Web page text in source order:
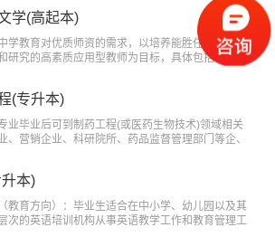
学(高起本)
学教育对优质师资的需求，以培养能胜任中学语文
研究的高素质应用型教师为目标，具体包括：具有
、沟通合作能力；具备教师专业素养，能运用汉语
、理论和现代教育技术从事语文教育教学；具有人
学精神和传统文化素养，在教育教学中能推动中学
素养”的培育与提高。
(专升本)
业毕业后可到制药工程(或医药生物技术)领域相关
、营销企业、科研院所、药品监督管理部门等企、
本)
教育方向）：毕业生适合在中小学、幼儿园以及其
次的英语培训机构从事英语教学工作和教育管理工